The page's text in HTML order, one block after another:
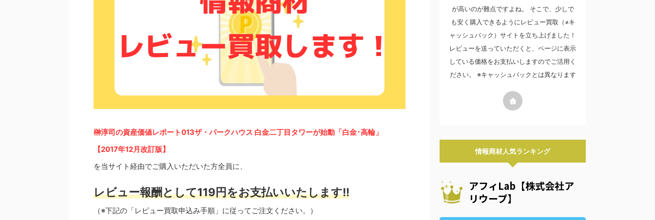
榊淳司の資産価値レポート013ザ・パークハウス 白金二丁目タワーが始動「白金･高輪」
【2017年12月改訂版】
を当サイト経由でご購入いただいた方全員に、
レビュー報酬として119円をお支払いいたします!!
（※下記の「レビュー買取申込み手順」に従ってご注文ください。）
が高いのが難点ですよね。 そこで、少しで
も安く購入できるようにレビュー買取（≠キ
ャッシュバック）サイトを立ち上げました！
レビューを送っていただくと、ページに表示
している価格をお支払いしますのでご活用く
ださい。 ※キャッシュバックとは異なります
情報商材人気ランキング
アフィLab【株式会社ア
リウープ】